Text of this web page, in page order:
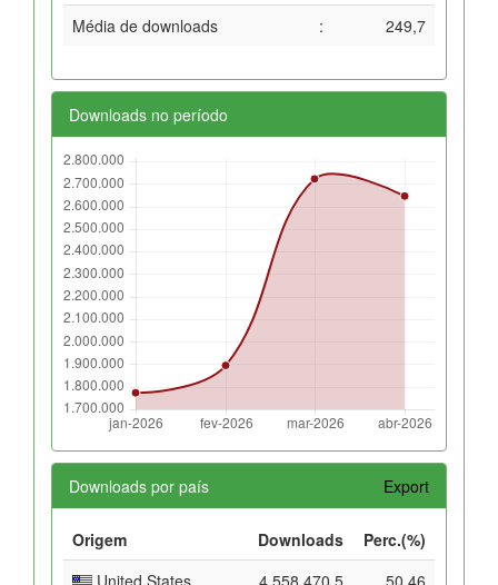
Média de downloads
: 249,7
Downloads no período
Downloads por país Export
Origem Downloads
Perc.(%)
United States
4.558.470,5
50,46